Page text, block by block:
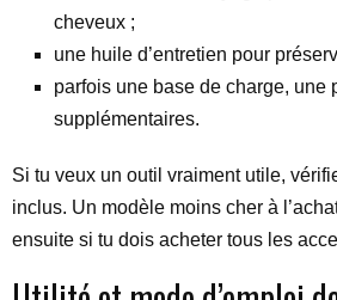
cheveux ;
une huile d’entretien pour
parfois une base de charge, une
supplémentaires.
Si tu veux un outil vraiment utile,
inclus. Un modèle moins cher à
ensuite si tu dois acheter tous les